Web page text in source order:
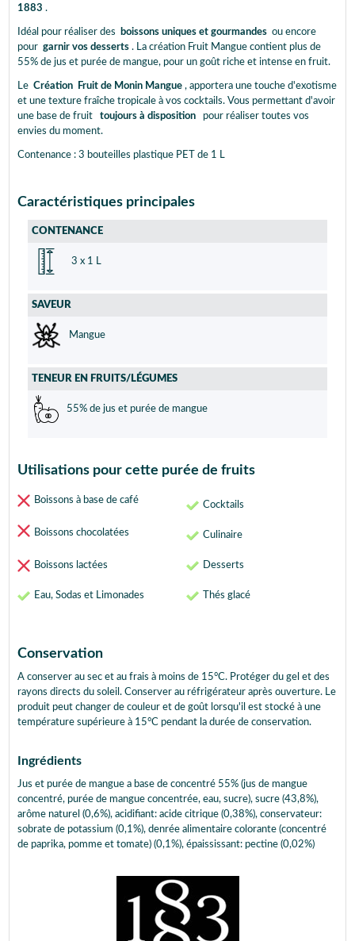
1883 .
Idéal pour réaliser des boissons uniques et gourmandes ou encore
pour garnir vos desserts . La création Fruit Mangue contient plus de
55% de jus et purée de mangue, pour un goût riche et intense en fruit.
Le Création Fruit de Monin Mangue , apportera une touche d'exotisme
et une texture fraîche tropicale à vos cocktails. Vous permettant d'avoir
une base de fruit
toujours à disposition pour réaliser toutes vos
envies du moment.
Contenance : 3 bouteilles plastique PET de 1 L
Caractéristiques principales
CONTENANCE
3 x 1 L
SAVEUR
Mangue
TENEUR EN FRUITS/LÉGUMES
55% de jus et purée de mangue
Utilisations pour cette purée de fruits
Boissons à base de café
Boissons chocolatées
Boissons lactées
Eau, Sodas et Limonades
Cocktails
Culinaire
Desserts
Thés glacé
Conservation
A conserver au sec et au frais à moins de 15°C. Protéger du gel et des
rayons directs du soleil. Conserver au réfrigérateur après ouverture. Le
produit peut changer de couleur et de goût lorsqu'il est stocké à une
température supérieure à 15°C pendant la durée de conservation.
Ingrédients
Jus et purée de mangue a base de concentré 55% (jus de mangue
concentré, purée de mangue concentrée, eau, sucre), sucre (43,8%),
arôme naturel (0,6%), acidifiant: acide citrique (0,38%), conservateur:
sobrate de potassium (0,1%), denrée alimentaire colorante (concentré
de paprika, pomme et tomate) (0,1%), épaississant: pectine (0,02%)